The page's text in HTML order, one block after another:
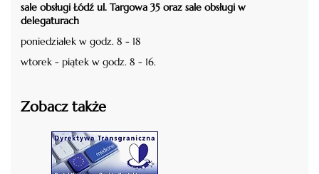
sale obsługi Łódź ul. Targowa 35 oraz sale obsługi w
delegaturach
poniedziałek w godz. 8 - 18
wtorek - piątek w godz. 8 - 16.
Zobacz także
czytaj więcej